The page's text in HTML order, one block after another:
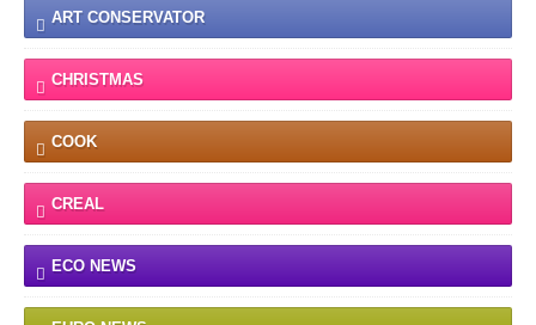
ART CONSERVATOR
CHRISTMAS
COOK
CREAL
ECO NEWS